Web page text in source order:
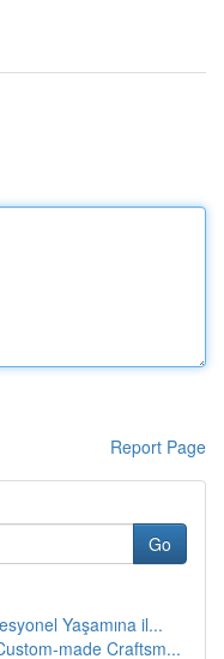
Report Page
Go
Yaşamına il...
made Craftsm...